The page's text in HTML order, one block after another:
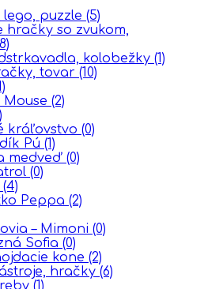
puzzle (5)
hračky so zvukom,
kolobežky (1)
tovar (10)
Mouse (2)
kráľovstvo (0)
Pú (1)
medveď (0)
(0)
(4)
Peppa (2)
– Mimoni (0)
Sofia (0)
kone (2)
hračky (6)
(1)